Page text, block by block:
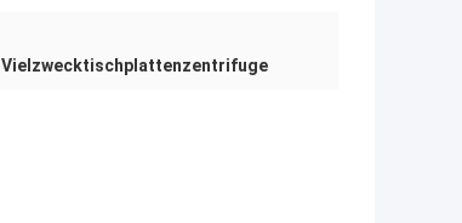
Vielzwecktischplattenzentrifuge